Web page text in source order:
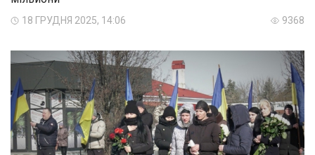
18 ГРУДНЯ 2025, 14:06 9368